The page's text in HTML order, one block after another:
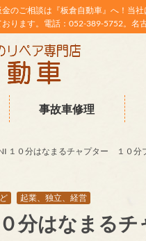
金のご相談は『板倉自動車』へ！当
ります。電話：052-389-5752。名
事故車修理
１０分はなまるチャプター １０分
起業、独立、経営
分はなまる